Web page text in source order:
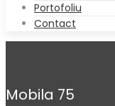
Portofoliu
Contact
Mobila 75